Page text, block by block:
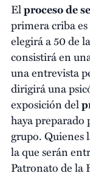
Elproceso de
primera criba
elegirá a 50 de
consistirá en
una entrevista
dirigirá una
exposición del
haya preparado
grupo. Quienes
la que serán
Patronato de la